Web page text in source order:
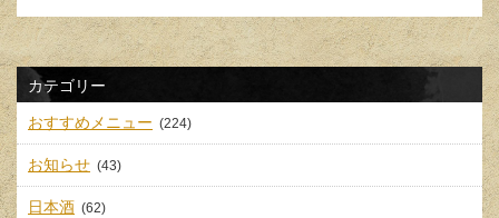
カテゴリー
おすすめメニュー (224)
お知らせ (43)
日本酒 (62)